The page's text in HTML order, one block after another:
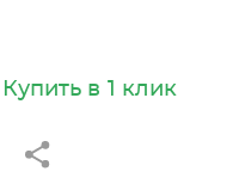
Купить в 1 клик